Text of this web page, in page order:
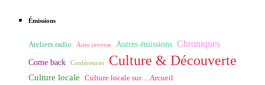
Émissions
Ateliers radio Auto reverse Autres émissions Chroniques
Come back Conférences Culture & Découverte
Culture locale Culture locale sur ... Arcueil